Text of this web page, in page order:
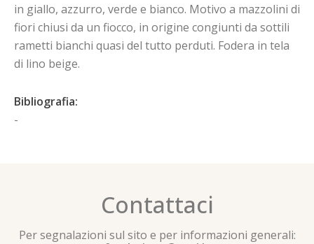
in giallo, azzurro, verde e bianco. Motivo a mazzolini di
fiori chiusi da un fiocco, in origine congiunti da sottili
rametti bianchi quasi del tutto perduti. Fodera in tela
di lino beige.
Bibliografia:
-
Contattaci
Per segnalazioni sul sito e per informazioni generali: